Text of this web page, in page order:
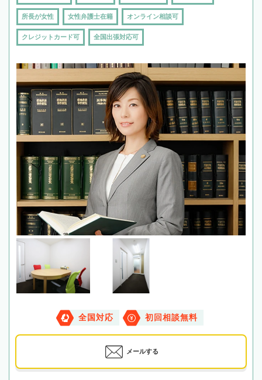
所長が女性 女性弁護士在籍 オンライン相談可
クレジットカード可 全国出張対応可
全国対応 初回相談無料
メールする